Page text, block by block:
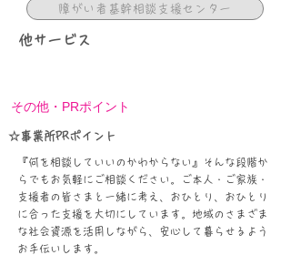
障がい者基幹相談支援センター
他サービス
その他・PRポイント
☆事業所PRポイント
『何を相談していいのかわからない』そんな段階か
らでもお気軽にご相談ください。ご本人・ご家族・
支援者の皆さまと一緒に考え、おひとり、おひとり
に合った支援を大切にしています。地域のさまざま
な社会資源を活用しながら、安心して暮らせるよう
お手伝いします。